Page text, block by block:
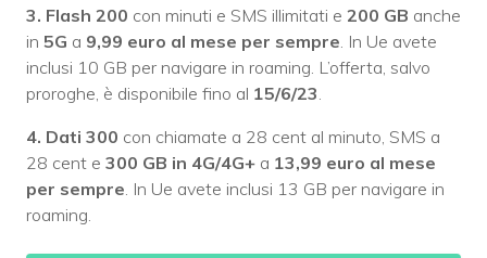
3. Flash 200 con minuti e SMS illimitati e 200 GB anche
in 5G a 9,99 euro al mese per sempre . In Ue avete
inclusi 10 GB per navigare in roaming. L’offerta, salvo
proroghe, è disponibile fino al 15/6/23
4. Dati 300 con chiamate a 28 cent al minuto, SMS a
28 cent e 300 GB in 4G/4G+ a 13,99 euro al mese
per sempre . In Ue avete inclusi 13 GB per navigare in
roaming.